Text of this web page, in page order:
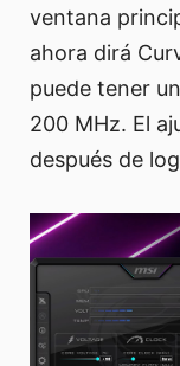
ventana
ahora dirá
puede tener
200 MHz. El
después de